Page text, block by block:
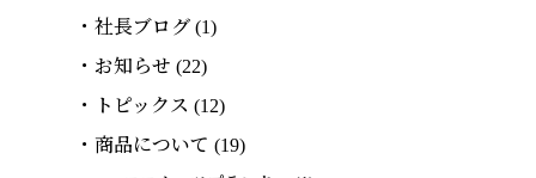
社長ブログ(1)
お知らせ (22)
トピックス (12)
商品について (19)